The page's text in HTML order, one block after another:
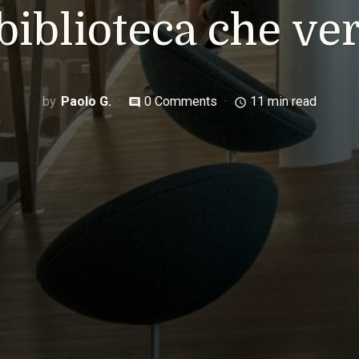
che
Paolo G. comment 0 Comments access_time 11 min read